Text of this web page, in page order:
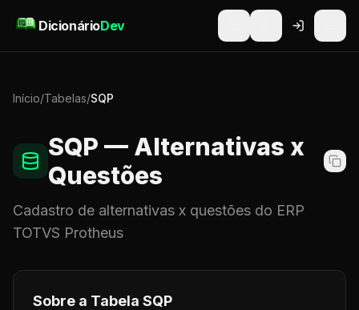
DicionárioDev
Início/Tabelas/SQP
SQP — Alternativas x
Questões
Cadastro de alternativas x questões do ERP
TOTVS Protheus
Sobre a Tabela SQP